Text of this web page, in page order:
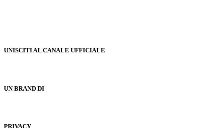
UNISCITI AL CANALE UFFICIALE
UN BRAND DI
PRIVACY